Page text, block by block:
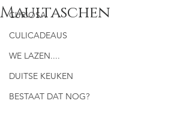
CURIOSA
CULICADEAUS
WE LAZEN....
DUITSE KEUKEN
BESTAAT DAT NOG?
Maultaschen